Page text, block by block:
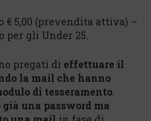
5,00 (prevendita attiva) –
per gli Under 25.
pregati di effettuare il
la mail che hanno
di tesseramento.
una password ma